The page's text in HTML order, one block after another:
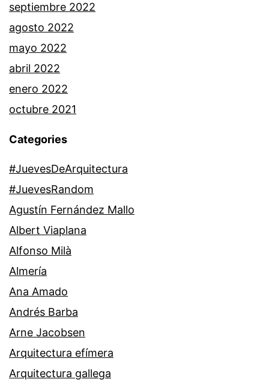
septiembre 2022
agosto 2022
mayo 2022
abril 2022
enero 2022
octubre 2021
Categories
#JuevesDeArquitectura
#JuevesRandom
Agustín Fernández Mallo
Albert Viaplana
Alfonso Milà
Almería
Ana Amado
Andrés Barba
Arne Jacobsen
Arquitectura efímera
Arquitectura gallega